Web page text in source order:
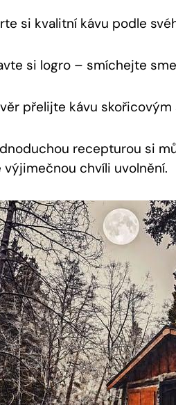
si kvalitní kávu podle
si logro – smíchejte
přelijte kávu
recepturou si
chvíli uvolnění.